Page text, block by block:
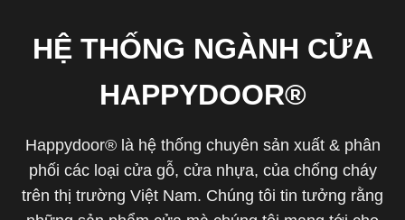
HỆ THỐNG NGÀNH CỬA
HAPPYDOOR®
Happydoor® là hệ thống chuyên sản xuất & phân
phối các loại cửa gỗ, cửa nhựa, của chống cháy
trên thị trường Việt Nam. Chúng tôi tin tưởng rằng